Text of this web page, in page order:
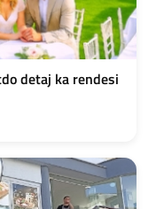
detaj ka rendesi